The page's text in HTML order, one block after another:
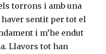
torrons i amb una
haver sentit per tot el
i m’he endut
Llavors tot han